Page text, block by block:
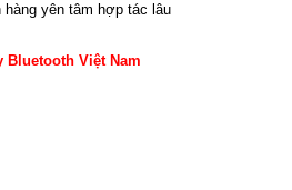
hàng yên tâm hợp tác lâu
Bluetooth Việt Nam